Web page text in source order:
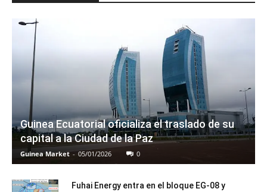
Guinea Ecuatorial oficializa el traslado de su
capital a la Ciudad de la Paz
Guinea Market - 05/01/2026 0
Fuhai Energy entra en el bloque EG-08 y